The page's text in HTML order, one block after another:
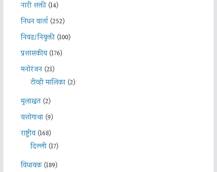
नारी शक्ती(14)
निधन वार्ता(252)
निवड/नियुक्ती(100)
प्रशासकीय(176)
मनोरंजन(21)
टीव्ही मालिका(2)
मुलाखत(2)
यशोगाथा(9)
राष्ट्रीय(168)
दिल्ली(17)
विधायक(189)